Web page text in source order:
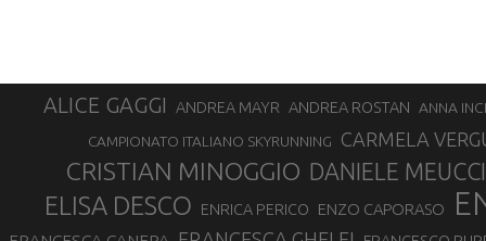
ALICE GAGGI ANDREA MAYR ANDREA ROSTAN ANNA
CAMPIONATO ITALIANO SKYRUNNING CARMELA
CRISTIAN MINOGGIO DANIELE MEUCCI
ELISA DESCO ENRICA PERICO ENZO CAPORASO